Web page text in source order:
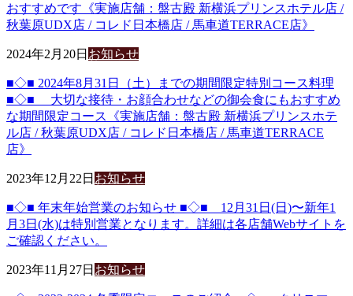
おすすめです《実施店舗：盤古殿 新横浜プリンスホテル店 /
秋葉原UDX店 / コレド日本橋店 / 馬車道TERRACE店》
2024年2月20日 お知らせ
■◇■ 2024年8月31日（土）までの期間限定特別コース料理
■◇■ 大切な接待・お顔合わせなどの御会食にもおすすめ
な期間限定コース《実施店舗：盤古殿 新横浜プリンスホテ
ル店 / 秋葉原UDX店 / コレド日本橋店 / 馬車道TERRACE
店》
2023年12月22日 お知らせ
■◇■ 年末年始営業のお知らせ ■◇■ 12月31日(日)〜新年1
月3日(水)は特別営業となります。詳細は各店舗Webサイトを
ご確認ください。
2023年11月27日 お知らせ